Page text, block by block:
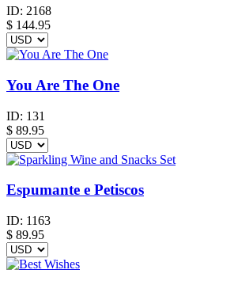
ID: 2168
$ 144.95
You Are The One
ID: 131
$ 89.95
Espumante e Petiscos
ID: 1163
$ 89.95